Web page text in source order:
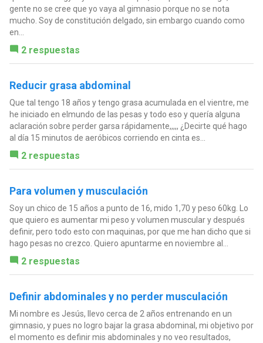
gente no se cree que yo vaya al gimnasio porque no se nota
mucho. Soy de constitución delgado, sin embargo cuando como
en...
2 respuestas
Reducir grasa abdominal
Que tal tengo 18 años y tengo grasa acumulada en el vientre, me
he iniciado en elmundo de las pesas y todo eso y quería alguna
aclaración sobre perder garsa rápidamente,,,,, ¿Decirte qué hago
al día 15 minutos de aeróbicos corriendo en cinta es...
2 respuestas
Para volumen y musculación
Soy un chico de 15 años a punto de 16, mido 1,70 y peso 60kg. Lo
que quiero es aumentar mi peso y volumen muscular y después
definir, pero todo esto con maquinas, por que me han dicho que si
hago pesas no crezco. Quiero apuntarme en noviembre al...
2 respuestas
Definir abdominales y no perder musculación
Mi nombre es Jesús, llevo cerca de 2 años entrenando en un
gimnasio, y pues no logro bajar la grasa abdominal, mi objetivo por
el momento es definir mis abdominales y no veo resultados,